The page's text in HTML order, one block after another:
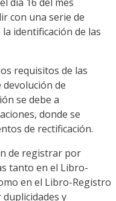
con una serie de
identificación de las
requisitos de las
de
se debe a
donde se
de rectificación.
de registrar por
tanto en el Libro-
en el Libro-Registro
duplicidades y